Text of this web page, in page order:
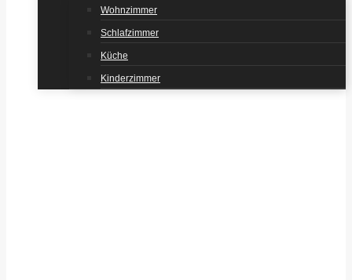
Wohnzimmer
Schlafzimmer
Küche
Kinderzimmer